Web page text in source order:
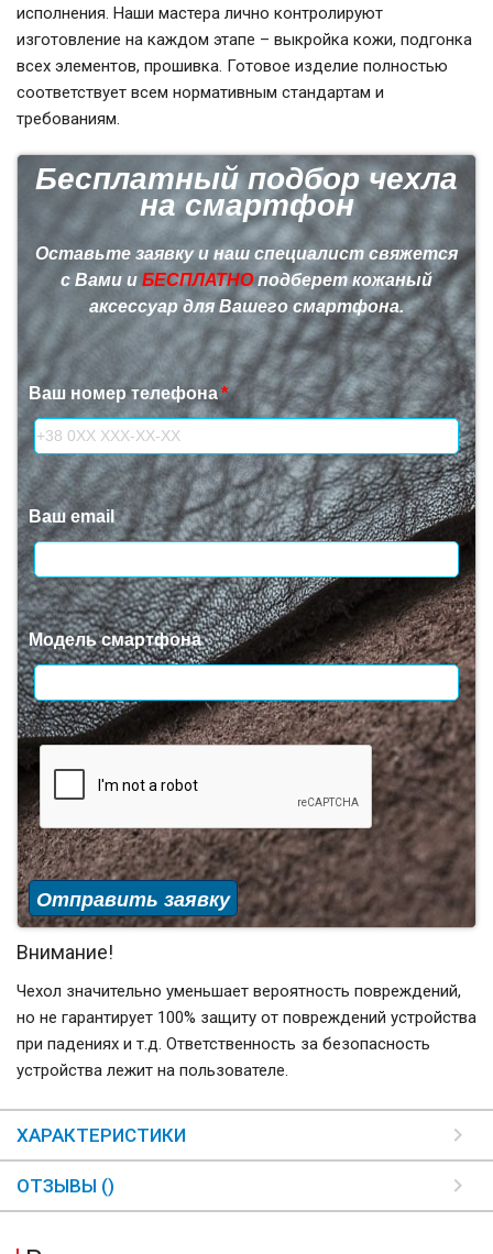
исполнения. Наши мастера лично контролируют
изготовление на каждом этапе – выкройка кожи, подгонка
всех элементов, прошивка. Готовое изделие полностью
соответствует всем нормативным стандартам и
требованиям.
Бесплатный подбор чехла
на смартфон
Оставьте заявку и наш специалист свяжется
с Вами и БЕСПЛАТНОподберет кожаный
аксессуар для Вашего смартфона.
Ваш номер телефона
Ваш email
Модель смартфона
Отправить заявку
Внимание!
Чехол значительно уменьшает вероятность повреждений,
но не гарантирует 100% защиту от повреждений устройства
при падениях и т.д. Ответственность за безопасность
устройства лежит на пользователе.
ХАРАКТЕРИСТИКИ
ОТЗЫВЫ ()